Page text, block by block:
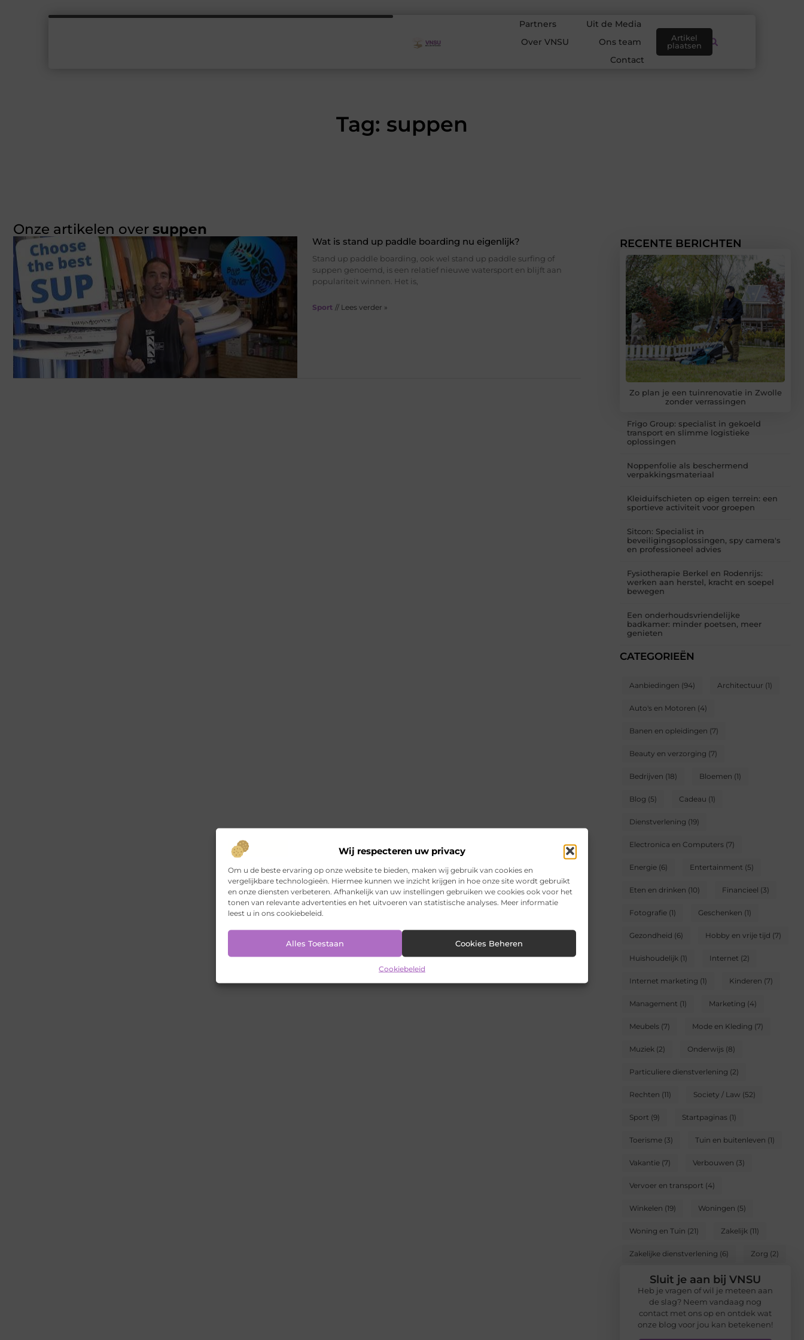
Wij respecteren uw privacy
Om u de beste ervaring op onze website te bieden, maken wij gebruik van cookies en
vergelijkbare technologieën. Hiermee kunnen we inzicht krijgen in hoe onze site wordt gebruikt
en onze diensten verbeteren. Afhankelijk van uw instellingen gebruiken we cookies ook voor het
tonen van relevante advertenties en het uitvoeren van statistische analyses. Meer informatie
leest u in ons cookiebeleid.
Alles Toestaan Cookies Beheren
Cookiebeleid
Partners
Uit de Media
Over VNSU
Ons team
Contact
Artikel
plaatsen
Tag: suppen
Onze artikelen over suppen
Wat is stand up paddle boarding nu eigenlijk?
Stand up paddle boarding, ook wel stand up paddle surfing of
suppen genoemd, is een relatief nieuwe watersport en blijft aan
populariteit winnen. Het is,
Sport // Lees verder »
RECENTE BERICHTEN
Zo plan je een tuinrenovatie in Zwolle
zonder verrassingen
Frigo Group: specialist in gekoeld
transport en slimme logistieke
oplossingen
Noppenfolie als beschermend
verpakkingsmateriaal
Kleiduifschieten op eigen terrein: een
sportieve activiteit voor groepen
Sitcon: Specialist in
beveiligingsoplossingen, spy camera's
en professioneel advies
Fysiotherapie Berkel en Rodenrijs:
werken aan herstel, kracht en soepel
bewegen
Een onderhoudsvriendelijke
badkamer: minder poetsen, meer
genieten
CATEGORIEËN
Aanbiedingen (94) Architectuur (1)
Auto's en Motoren (4)
Banen en opleidingen (7)
Beauty en verzorging (7)
Bedrijven (18) Bloemen (1)
Blog (5) Cadeau (1)
Dienstverlening (19)
Electronica en Computers (7)
Energie (6) Entertainment (5)
Eten en drinken (10) Financieel (3)
Fotografie (1) Geschenken (1)
Gezondheid (6) Hobby en vrije tijd (7)
Huishoudelijk (1) Internet (2)
Internet marketing (1) Kinderen (7)
Management (1) Marketing (4)
Meubels (7) Mode en Kleding (7)
Muziek (2) Onderwijs (8)
Particuliere dienstverlening (2)
Rechten (11) Society / Law (52)
Sport (9) Startpaginas (1)
Toerisme (3) Tuin en buitenleven (1)
Vakantie (7) Verbouwen (3)
Vervoer en transport (4)
Winkelen (19) Woningen (5)
Woning en Tuin (21) Zakelijk (11)
Zakelijke dienstverlening (6) Zorg (2)
Sluit je aan bij VNSU
Heb je vragen of wil je meteen aan
de slag? Neem vandaag nog
contact met ons op en ontdek wat
onze blog voor jou kan betekenen!